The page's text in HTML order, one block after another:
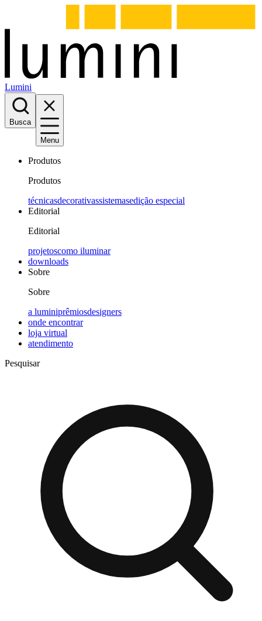
Lumini
Busca
Menu
Produtos
Produtos
técnicasdecorativassistemasedição especial
Editorial
Editorial
projetoscomo iluminar
downloads
Sobre
Sobre
a luminiprêmiosdesigners
onde encontrar
loja virtual
atendimento
Pesquisar